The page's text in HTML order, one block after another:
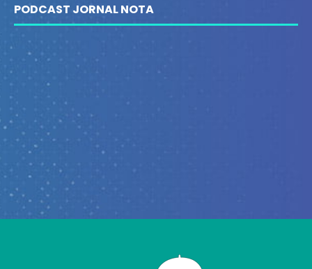
PODCAST JORNAL NOTA